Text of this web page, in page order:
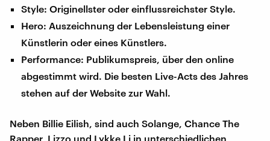
Style: Originellster oder einflussreichster Style.
Hero: Auszeichnung der Lebensleistung einer
Künstlerin oder eines Künstlers.
Performance: Publikumspreis, über den online
abgestimmt wird. Die besten Live-Acts des Jahres
stehen auf der Website zur Wahl.
Neben Billie Eilish, sind auch Solange, Chance The
Rapper, Lizzo und Lykke Li in unterschiedlichen